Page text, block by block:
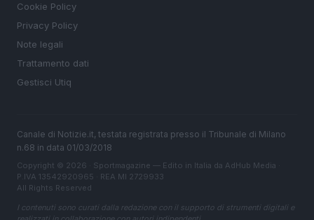
Cookie Policy
Privacy Policy
Note legali
Trattamento dati
Gestisci Utiq
Canale di Notizie.it, testata registrata presso il Tribunale di Milano
n.68 in data 01/03/2018
Copyright © 2026 · Sportmagazine — Edito in Italia da AdHub Media
P.IVA 13542920965 · REA MI 2729933
All Rights Reserved
I contenuti sono curati dalla redazione con il supporto di strumenti digitali e